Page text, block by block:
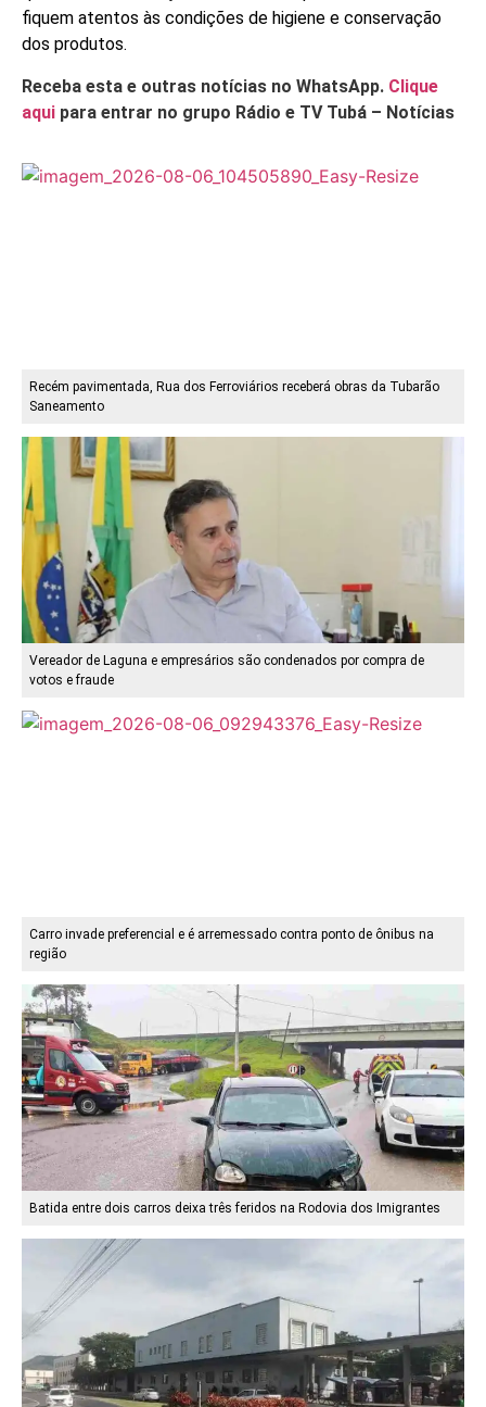
fiquem atentos às condições de higiene e conservação
dos produtos.
Receba esta e outras notícias no WhatsApp. Clique
aqui para entrar no grupo Rádio e TV Tubá – Notícias
Recém pavimentada, Rua dos Ferroviários receberá obras da Tubarão
Saneamento
Vereador de Laguna e empresários são condenados por compra de
votos e fraude
Carro invade preferencial e é arremessado contra ponto de ônibus na
região
Batida entre dois carros deixa três feridos na Rodovia dos Imigrantes